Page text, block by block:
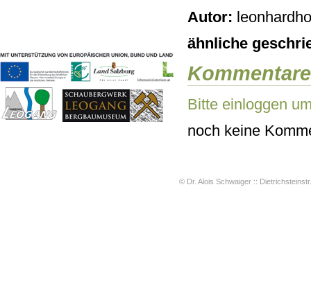
Autor:
ähnliche
Kommentare
Bitte einloggen
noch keine
© Dr. Alois Schwaiger ::